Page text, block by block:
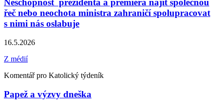
Neschopnost prezidenta a premiéra najít společnou
řeč nebo neochota ministra zahraničí spolupracovat
s nimi nás oslabuje
16.5.2026
Z médií
Komentář pro Katolický týdeník
Papež a výzvy dneška